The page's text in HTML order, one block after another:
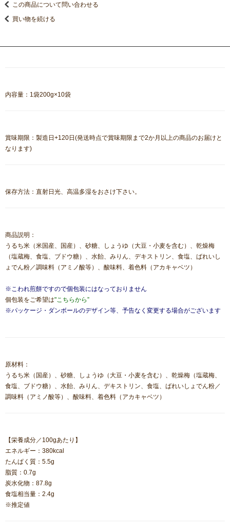
この商品について問い合わせる
買い物を続ける
内容量：1袋200g×10袋
賞味期限：製造日+120日(発送時点で賞味期限まで2か月以上の商品のお届けと
なります)
保存方法：直射日光、高温多湿をおさけ下さい。
商品説明：
うるち米（米国産、国産）、砂糖、しょうゆ（大豆・小麦を含む）、乾燥梅
（塩蔵梅、食塩、ブドウ糖）、水飴、みりん、デキストリン、食塩、ばれいし
ょでん粉／調味料（アミノ酸等）、酸味料、着色料（アカキャベツ）
※こわれ煎餅ですので個包装にはなっておりません
個包装をご希望は"こちらから”
※パッケージ・ダンボールのデザイン等、予告なく変更する場合がございます
原材料：
うるち米（国産）、砂糖、しょうゆ（大豆・小麦を含む）、乾燥梅（塩蔵梅、
食塩、ブドウ糖）、水飴、みりん、デキストリン、食塩、ばれいしょでん粉／
調味料（アミノ酸等）、酸味料、着色料（アカキャベツ）
【栄養成分／100gあたり】
エネルギー：380kcal
たんぱく質：5.5g
脂質：0.7g
炭水化物：87.8g
食塩相当量：2.4g
※推定値